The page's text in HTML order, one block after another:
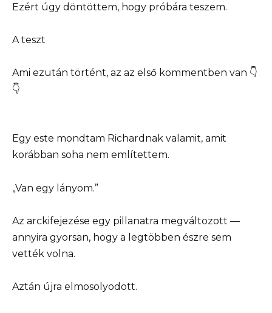
Ezért úgy döntöttem, hogy próbára teszem.
A teszt
Ami ezután történt, az az első kommentben van 👇
👇
Egy este mondtam Richardnak valamit, amit
korábban soha nem említettem.
„Van egy lányom.”
Az arckifejezése egy pillanatra megváltozott —
annyira gyorsan, hogy a legtöbben észre sem
vették volna.
Aztán újra elmosolyodott.